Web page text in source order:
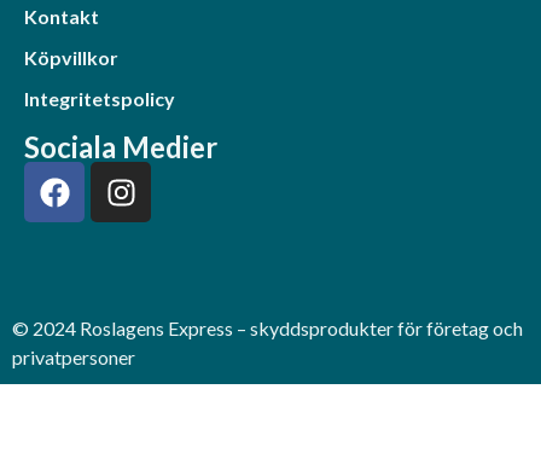
Kontakt
Köpvillkor
Integritetspolicy
Sociala Medier
© 2024 Roslagens Express – skyddsprodukter för företag och
privatpersoner